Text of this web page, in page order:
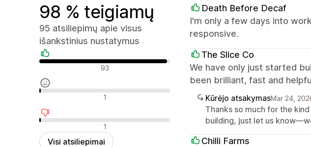
98 % teigiamų
95 atsiliepimų apie visus
išankstinius nustatymus
Teigiami atsiliepimai
93
Neutralūs atsiliepimai
1
Neigiami atsiliepimai
1
Visi atsiliepimai
Death Before Decaf
I'm only a few days into
responsive.
The Slice Co
We have only just started
been brilliant, fast and
Kūrėjo atsakymasMar 24,
Thanks so much for the
building, just let us
Chilli Farms